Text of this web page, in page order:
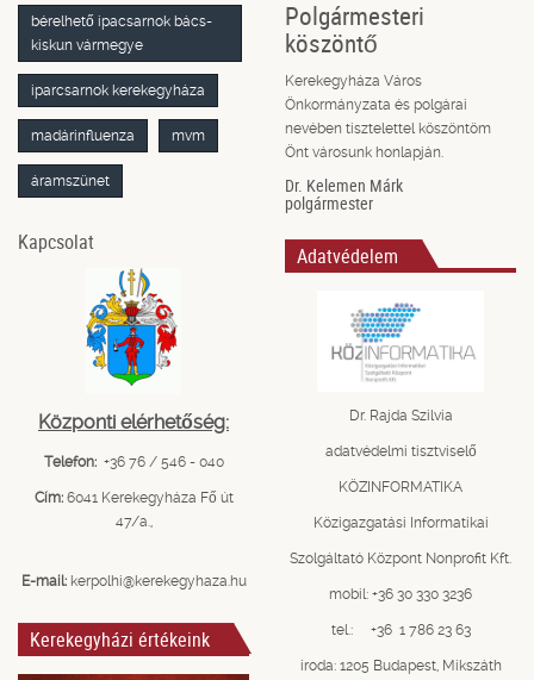
bérelhető ipacsarnok bács-
kiskun vármegye
iparcsarnok kerekegyháza
madárinfluenza mvm
áramszünet
Kapcsolat
Központi elérhetőség:
Telefon: +36 76 / 546 - 040
Cím: 6041 Kerekegyháza Fő út
47/a.,
E-mail: kerpolhi@kerekegyhaza.hu
Kerekegyházi értékeink
Polgármesteri
köszöntő
Kerekegyháza Város
Önkormányzata és polgárai
nevében tisztelettel köszöntöm
Önt városunk honlapján.
Dr. Kelemen Márk
polgármester
Adatvédelem
Dr. Rajda Szilvia
adatvédelmi tisztviselő
KÖZINFORMATIKA
Közigazgatási Informatikai
Szolgáltató Központ Nonprofit Kft.
mobil: +36 30 330 3236
tel.: +36 1 786 23 63
iroda: 1205 Budapest, Mikszáth